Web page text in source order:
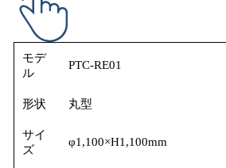
モデ
ル
PTC-RE01
形状 丸型
サイ
ズ
φ1,100×H1,100mm